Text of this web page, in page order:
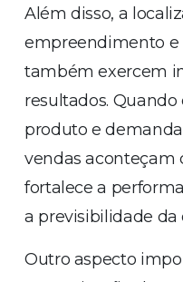
Além disso, a
empreendimento e
também exercem
resultados.
produto e
vendas aconteçam
fortalece a
a previsibilidade da
Outro aspecto